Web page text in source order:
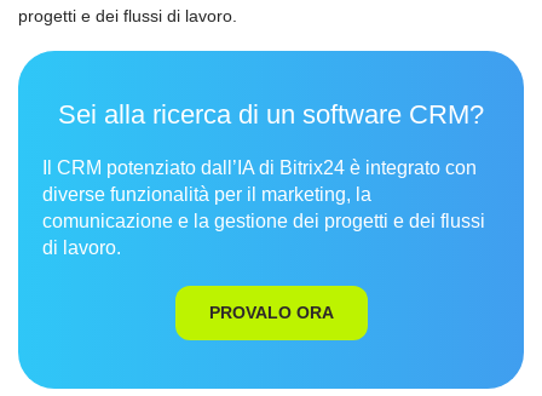
progetti e dei flussi di lavoro.
Sei alla ricerca di un software CRM?
Il CRM potenziato dall’IA di Bitrix24 è integrato con
diverse funzionalità per il marketing, la
comunicazione e la gestione dei progetti e dei flussi
di lavoro.
PROVALO ORA